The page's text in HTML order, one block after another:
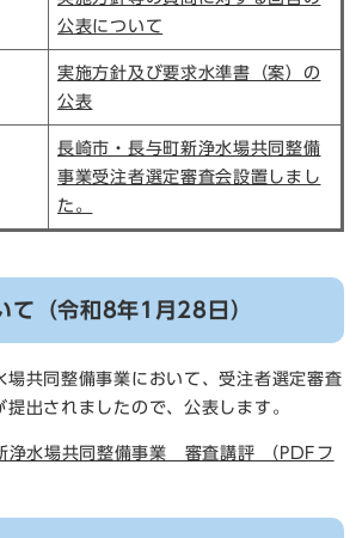
公表について
実施方針及び要求水準書（案）の
公表
長崎市・長与町新浄水場共同整備
事業受注者選定審査会設置しまし
た。
て（令和8年1月28日）
場共同整備事業において、受注者選定審査
出されましたので、公表します。
浄水場共同整備事業 審査講評 （PDFフ